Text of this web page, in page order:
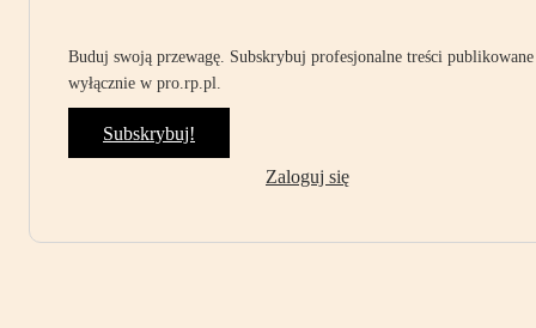
Buduj swoją przewagę. Subskrybuj profesjonalne treści publikowane
wyłącznie w pro.rp.pl.
Subskrybuj!
Zaloguj się